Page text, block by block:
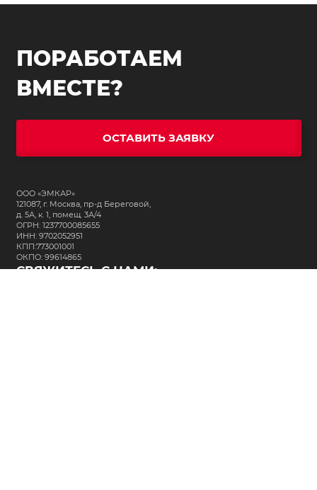
ПОРАБОТАЕМ
ВМЕСТЕ?
ОСТАВИТЬ ЗАЯВКУ
ООО «ЭМКАР»
121087, г. Москва, пр-д Береговой,
д. 5А, к. 1, помещ. 3А/4
ОГРН: 1237700085655
ИНН: 9702052951
КПП:773001001
ОКПО: 99614865
СВЯЖИТЕСЬ С НАМИ: